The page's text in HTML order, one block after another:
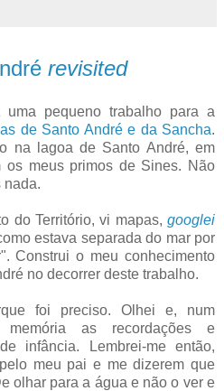
revisited
pequeno trabalho para a
de Santo André e da Sancha.
na lagoa de Santo André, em
os meus primos de Sines. Não
nada.
do Território, vi mapas, googlei
estava separada do mar por
Construi o meu conhecimento
no decorrer deste trabalho.
foi preciso. Olhei e, num
memória as recordações e
infância. Lembrei-me então,
meu pai e me dizerem que
olhar para a água e não o ver e